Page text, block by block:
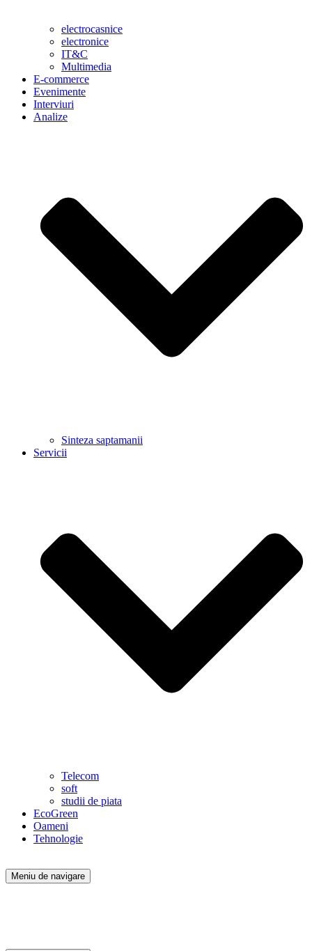
electrocasnice
electronice
IT&C
Multimedia
E-commerce
Evenimente
Interviuri
Analize
Sinteza saptamanii
Servicii
Telecom
soft
studii de piata
EcoGreen
Oameni
Tehnologie
Meniu de navigare